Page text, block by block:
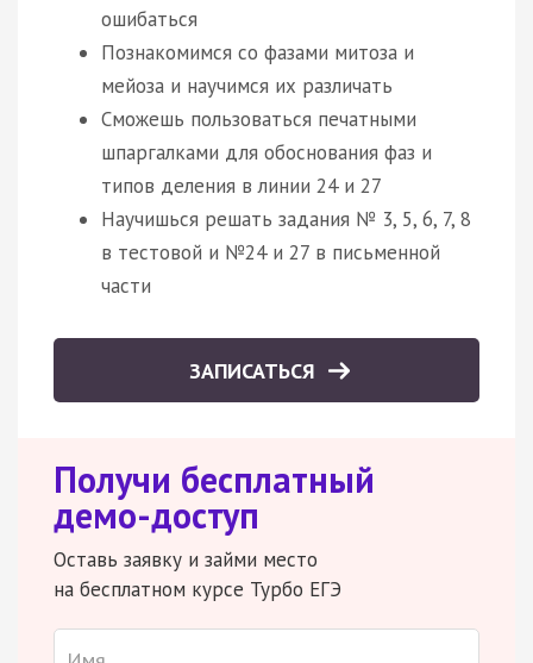
ошибаться
Познакомимся со фазами митоза и
мейоза и научимся их различать
Сможешь пользоваться печатными
шпаргалками для обоснования фаз и
типов деления в линии 24 и 27
Научишься решать задания № 3, 5, 6, 7, 8
в тестовой и №24 и 27 в письменной
части
ЗАПИСАТЬСЯ
Получи бесплатный
демо-доступ
Оставь заявку и займи место
на бесплатном курсе Турбо ЕГЭ